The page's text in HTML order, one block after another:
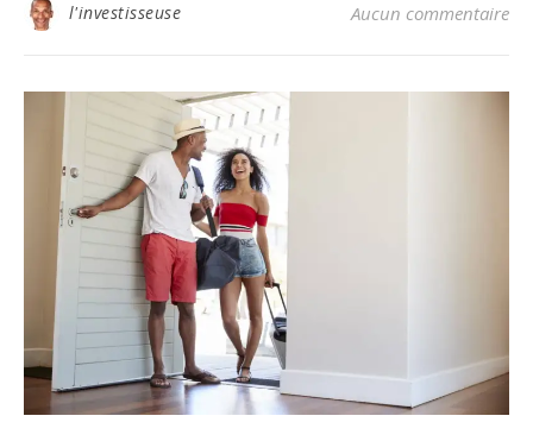
l'investisseuse Aucun commentaire